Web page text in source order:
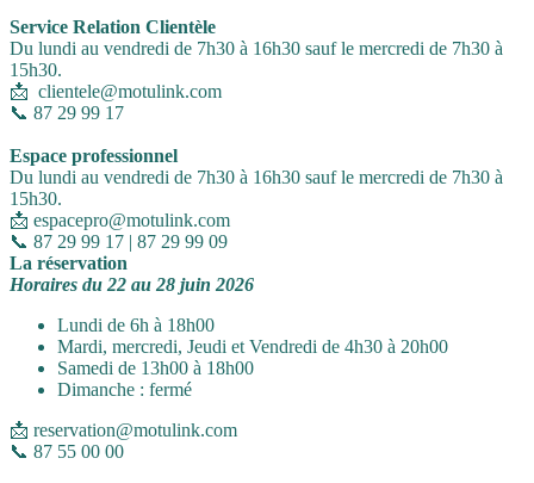
Service Relation Clientèle
Du lundi au vendredi de 7h30 à 16h30 sauf le mercredi de 7h30 à
15h30.
📩 clientele@motulink.com
📞 87 29 99 17
Espace professionnel
Du lundi au vendredi de 7h30 à 16h30 sauf le mercredi de 7h30 à
15h30.
📩 espacepro@motulink.com
📞 87 29 99 17 | 87 29 99 09
La réservation
Horaires du 22 au 28 juin 2026
Lundi de 6h à 18h00
Mardi, mercredi, Jeudi et Vendredi de 4h30 à 20h00
Samedi de 13h00 à 18h00
Dimanche : fermé
📩 reservation@motulink.com
📞 87 55 00 00